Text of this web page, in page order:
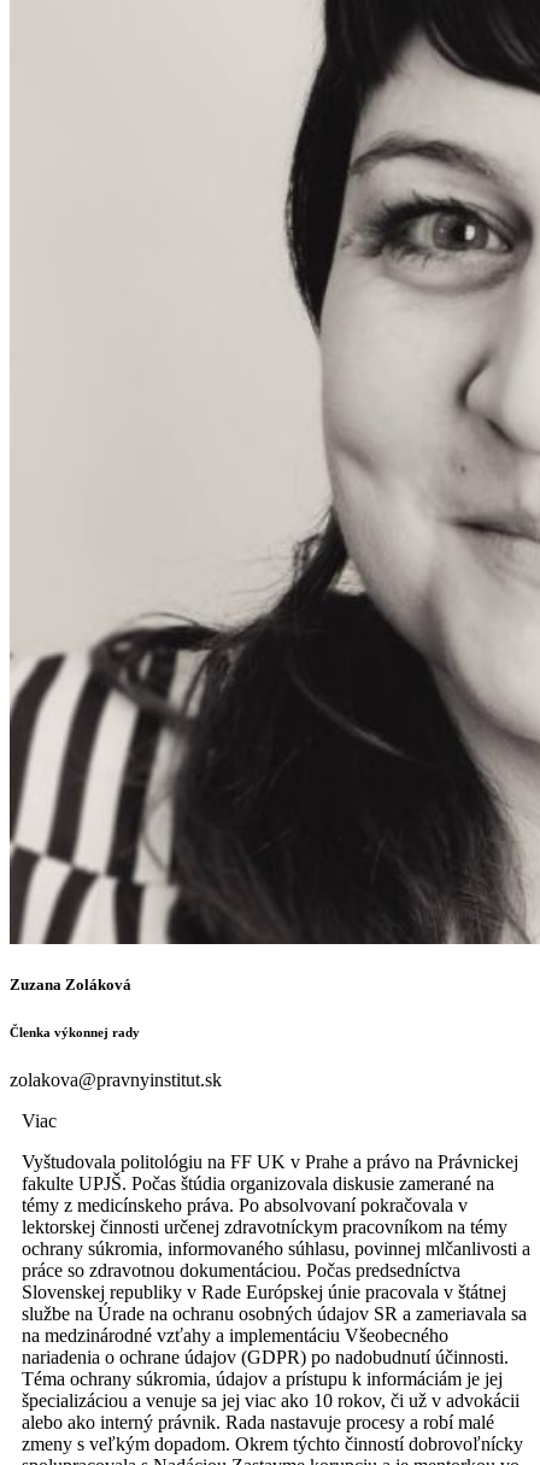
Zuzana Zoláková
Členka výkonnej rady
zolakova@pravnyinstitut.sk
Viac
Vyštudovala politológiu na FF UK v Prahe a právo na Právnickej
fakulte UPJŠ. Počas štúdia organizovala diskusie zamerané na
témy z medicínskeho práva. Po absolvovaní pokračovala v
lektorskej činnosti určenej zdravotníckym pracovníkom na témy
ochrany súkromia, informovaného súhlasu, povinnej mlčanlivosti a
práce so zdravotnou dokumentáciou. Počas predsedníctva
Slovenskej republiky v Rade Európskej únie pracovala v štátnej
službe na Úrade na ochranu osobných údajov SR a zameriavala sa
na medzinárodné vzťahy a implementáciu Všeobecného
nariadenia o ochrane údajov (GDPR) po nadobudnutí účinnosti.
Téma ochrany súkromia, údajov a prístupu k informáciám je jej
špecializáciou a venuje sa jej viac ako 10 rokov, či už v advokácii
alebo ako interný právnik. Rada nastavuje procesy a robí malé
zmeny s veľkým dopadom. Okrem týchto činností dobrovoľnícky